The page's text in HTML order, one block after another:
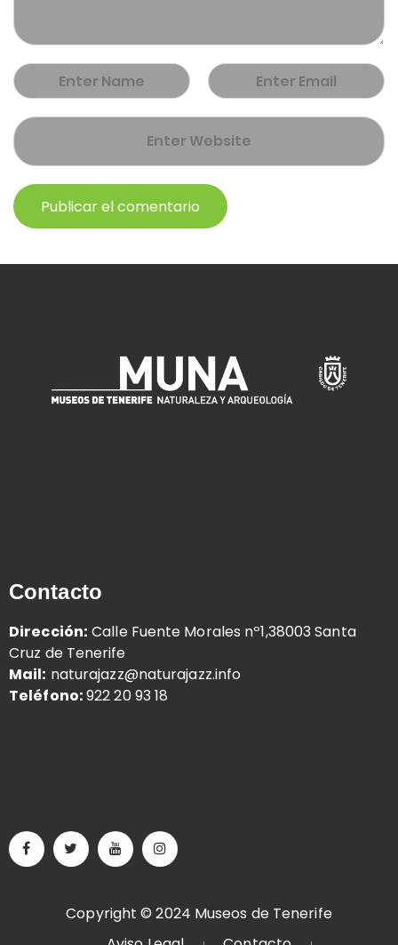
Contacto
Dirección: Calle Fuente Morales nº1,38003 Santa
Cruz de Tenerife
Mail: naturajazz@naturajazz.info
Teléfono:922 20 93 18
Copyright © 2024 Museos de Tenerife